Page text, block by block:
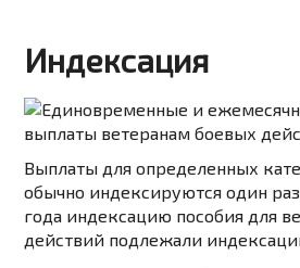
Индексация
Выплаты для определенных
обычно индексируются один
года индексацию пособия для
действий подлежали